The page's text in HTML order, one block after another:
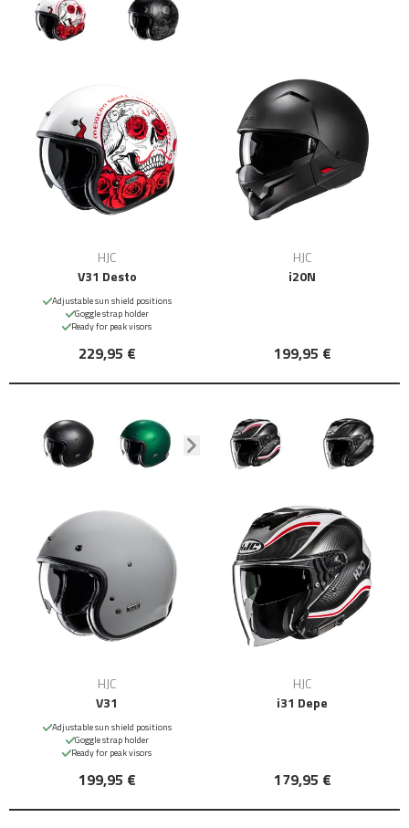
HJC
V31 Desto
Adjustable sun shield positions
Goggle strap holder
Ready for peak visors
229,95 €
HJC
i20N
199,95 €
HJC
V31
Adjustable sun shield positions
Goggle strap holder
Ready for peak visors
199,95 €
HJC
i31 Depe
179,95 €